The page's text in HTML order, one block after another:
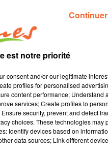
de la traversée de
avec une
à une belle
( photo ).
par l’association
23 juin prochain.
11 min 10 sec
est notre priorité
consent and/or our legitimate
profiles for personalised
content performance; Understand
services; Create profiles to
security, prevent and detect
choices. These technologies may
Identify devices based on
data sources; Link different